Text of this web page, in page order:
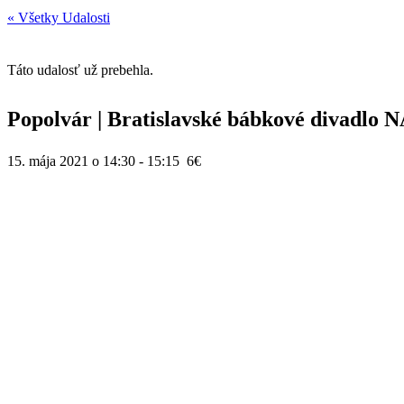
« Všetky Udalosti
Táto udalosť už prebehla.
Popolvár | Bratislavské bábkové divadlo
15. mája 2021 o 14:30 - 15:15 6€